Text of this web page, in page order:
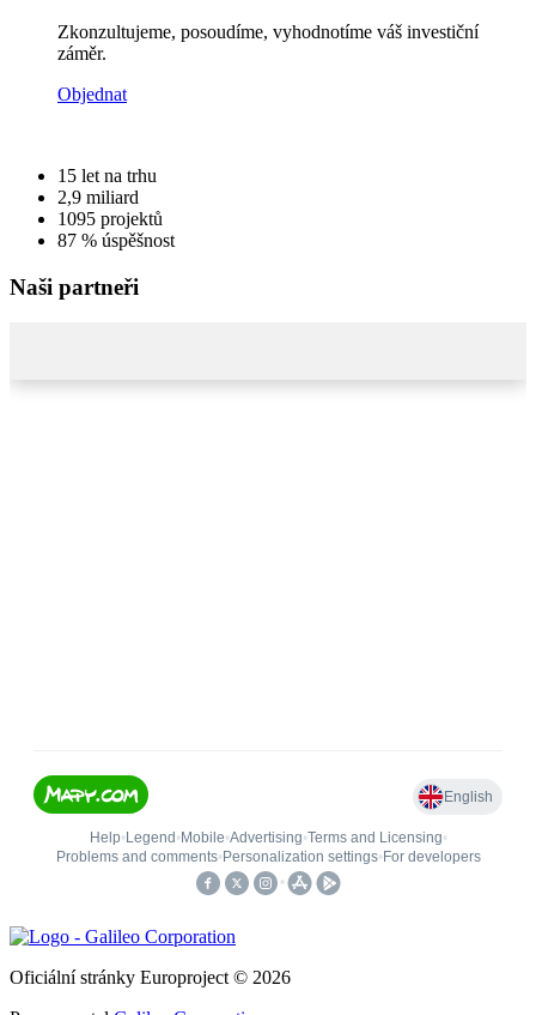
Zkonzultujeme, posoudíme, vyhodnotíme váš investiční
záměr.
Objednat
15 let na trhu
2,9 miliard
1095 projektů
87 % úspěšnost
Naši partneři
Oficiální stránky Europroject © 2026